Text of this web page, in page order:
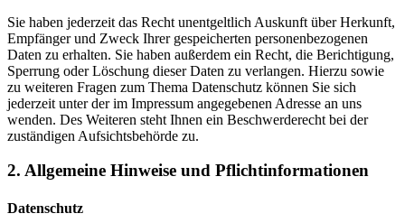
Sie haben jederzeit das Recht unentgeltlich Auskunft über Herkunft,
Empfänger und Zweck Ihrer gespeicherten personenbezogenen
Daten zu erhalten. Sie haben außerdem ein Recht, die Berichtigung,
Sperrung oder Löschung dieser Daten zu verlangen. Hierzu sowie
zu weiteren Fragen zum Thema Datenschutz können Sie sich
jederzeit unter der im Impressum angegebenen Adresse an uns
wenden. Des Weiteren steht Ihnen ein Beschwerderecht bei der
zuständigen Aufsichtsbehörde zu.
2. Allgemeine Hinweise und Pflichtinformationen
Datenschutz